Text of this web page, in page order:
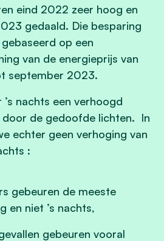
eind 2022 zeer hoog en
gedaald. Die besparing
op een
van de energieprijs van
september 2023.
nachts een verhoogd
door de gedoofde lichten. In
echter geen verhoging van
:
gebeuren de meeste
en niet ’s nachts,
gebeuren vooral